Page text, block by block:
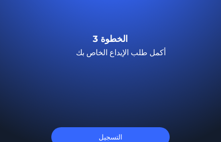
الخطوة 3
أكمل طلب الإيداع الخاص بك
التسجيل